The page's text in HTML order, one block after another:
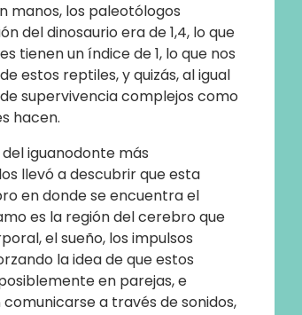
manos, los paleotólogos
del dinosaurio era de 1,4, lo que
tienen un índice de 1, lo que nos
estos reptiles, y quizás, al igual
supervivencia complejos como
hacen.
iguanodonte más
llevó a descubrir que esta
en donde se encuentra el
es la región del cerebro que
el sueño, los impulsos
la idea de que estos
en parejas, e
a través de sonidos,